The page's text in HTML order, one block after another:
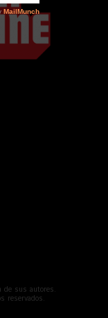
de sus autores.
reservados.